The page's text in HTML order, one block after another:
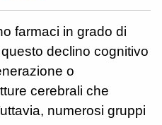
farmaci in grado di
declino cognitivo
o
cerebrali che
numerosi gruppi